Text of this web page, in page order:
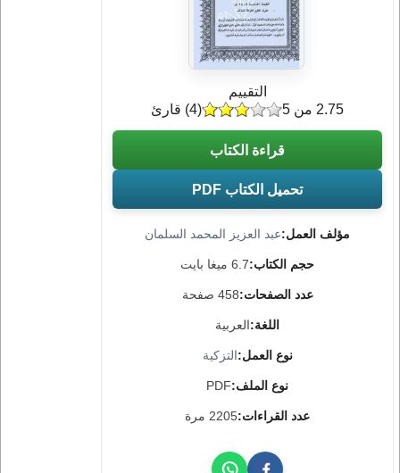
مؤلف العمل:عبد العزيز المحمد السلمان
حجم الكتاب:6.7 ميغا بايت
عدد الصفحات:458 صفحة
اللغة:العربية
نوع العمل:التزكية
نوع الملف:PDF
عدد القراءات:2205 مرة
التقييم
(
4) قارئ 2.75 من 5
قراءة الكتاب
تحميل الكتاب PDF